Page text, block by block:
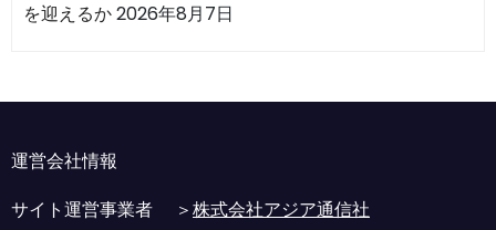
を迎えるか2026年8月7日
運営会社情報
サイト運営事業者 ＞株式会社アジア通信社